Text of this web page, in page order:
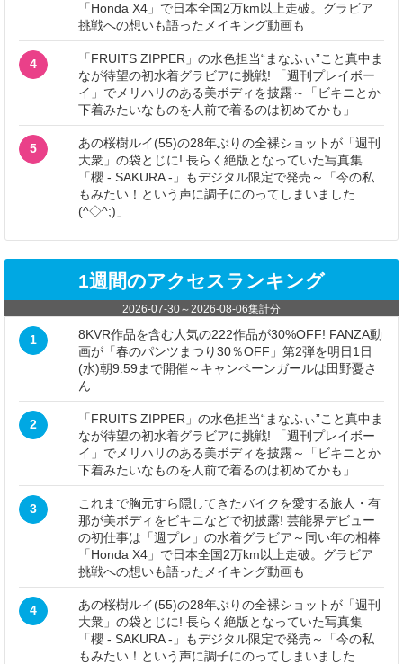
「Honda X4」で日本全国2万km以上走破。グラビア
挑戦への想いも語ったメイキング動画も
4
「FRUITS ZIPPER」の水色担当“まなふぃ”こと真中ま
なが待望の初水着グラビアに挑戦! 「週刊プレイボー
イ」でメリハリのある美ボディを披露～「ビキニとか
下着みたいなものを人前で着るのは初めてかも」
5
あの桜樹ルイ(55)の28年ぶりの全裸ショットが「週刊
大衆」の袋とじに! 長らく絶版となっていた写真集
「櫻 - SAKURA -」もデジタル限定で発売～「今の私
もみたい！という声に調子にのってしまいました
(^◇^;)」
1週間のアクセスランキング
2026-07-30～2026-08-06集計分
1
8KVR作品を含む人気の222作品が30%OFF! FANZA動
画が「春のパンツまつり30％OFF」第2弾を明日1日
(水)朝9:59まで開催～キャンペーンガールは田野憂さ
ん
2
「FRUITS ZIPPER」の水色担当“まなふぃ”こと真中ま
なが待望の初水着グラビアに挑戦! 「週刊プレイボー
イ」でメリハリのある美ボディを披露～「ビキニとか
下着みたいなものを人前で着るのは初めてかも」
3
これまで胸元すら隠してきたバイクを愛する旅人・有
那が美ボディをビキニなどで初披露! 芸能界デビュー
の初仕事は「週プレ」の水着グラビア～同い年の相棒
「Honda X4」で日本全国2万km以上走破。グラビア
挑戦への想いも語ったメイキング動画も
4
あの桜樹ルイ(55)の28年ぶりの全裸ショットが「週刊
大衆」の袋とじに! 長らく絶版となっていた写真集
「櫻 - SAKURA -」もデジタル限定で発売～「今の私
もみたい！という声に調子にのってしまいました